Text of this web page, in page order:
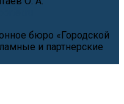
бюро «Городской
и партнерские